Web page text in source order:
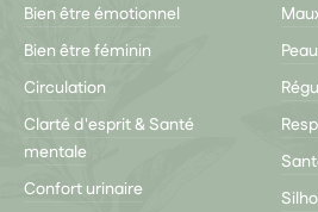
Bien être émotionnel
Bien être féminin
Circulation
Clarté d'esprit & Santé
mentale
Confort urinaire
Peau